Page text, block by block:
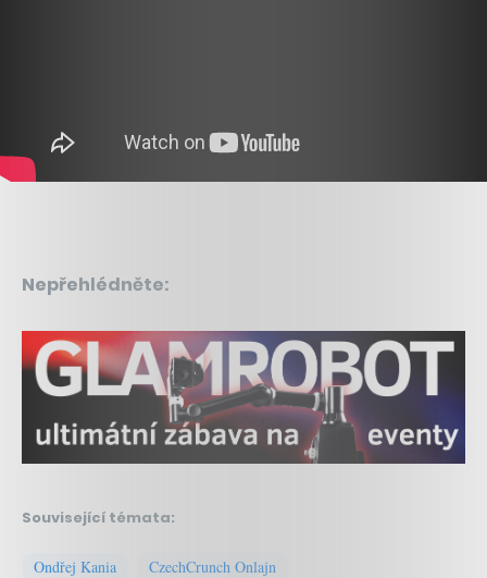
Nepřehlédněte:
Související témata:
Ondřej Kania CzechCrunch Onlajn